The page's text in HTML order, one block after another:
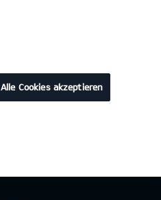
Alle Cookies akzeptieren